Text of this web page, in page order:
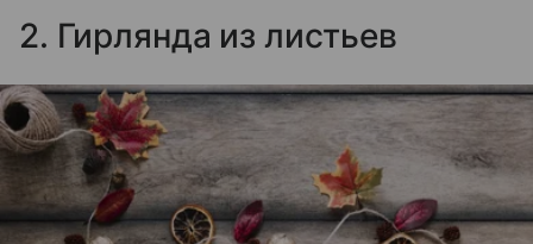
2. Гирлянда из листьев